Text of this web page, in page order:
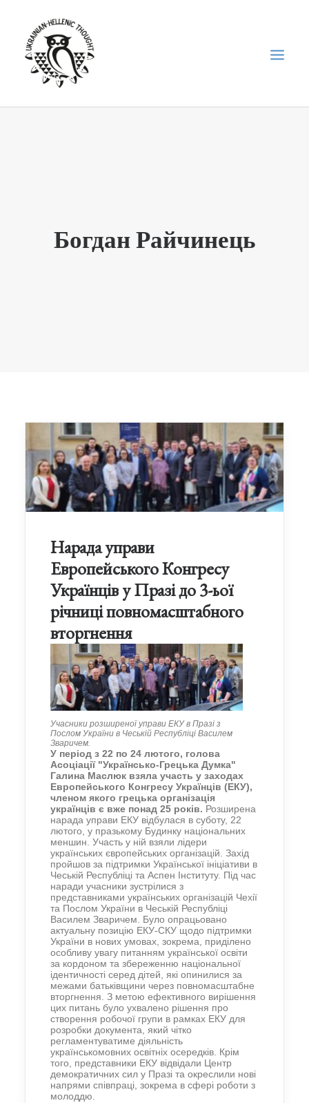
ПРО НАС
“ВІСНИК”/”ΑΓΓΕΛΙΑΦΌΡΟΣ”
Богдан Райчинець
Нарада управи
Европейського Конгресу
Українців у Празі до 3-ьої
річниці повномасштабного
вторгнення
Учасники розширеної управи ЕКУ в Празі з
Послом України в Чеській Республіці Василем
Зваричем.
У період з 22 по 24 лютого, голова
Асоціації "Українсько-Грецька Думка"
Галина Маслюк взяла участь у заходах
Европейського Конгресу Українців (ЕКУ),
членом якого грецька організація
українців є вже понад 25 років. Розширена
нарада управи ЕКУ відбулася в суботу, 22
лютого, у празькому Будинку національних
меншин. Участь у ній взяли лідери
українських європейських організацій. Захід
пройшов за підтримки Української ініціативи в
Чеській Республіці та Аспен Інституту. Під час
наради учасники зустрілися з
представниками українських організацій Чехії
та Послом України в Чеській Республіці
Василем Зваричем. Було опрацьовано
актуальну позицію ЕКУ-СКУ щодо підтримки
України в нових умовах, зокрема, приділено
особливу увагу питанням української освіти
за кордоном та збереженню національної
ідентичності серед дітей, які опинилися за
межами батьківщини через повномасштабне
вторгнення. З метою ефективного вирішення
цих питань було ухвалено рішення про
створення робочої групи в рамках ЕКУ для
розробки документа, який чітко
регламентуватиме діяльність
українськомовних освітніх осередків. Крім
того, представники ЕКУ відвідали Центр
демократичних сил у Празі та окреслили нові
напрями співпраці, зокрема в сфері роботи з
молоддю.